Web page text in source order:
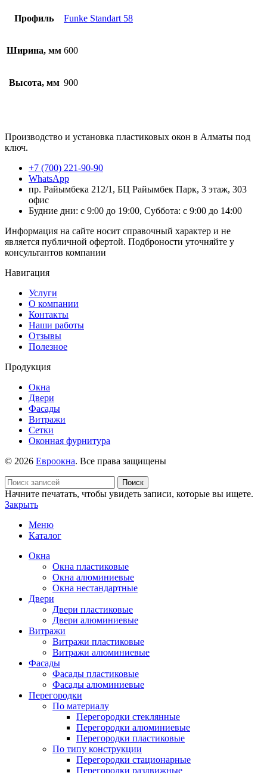
Профиль Funke Standart 58
Ширина, мм 600
Высота, мм 900
Производство и установка пластиковых окон в Алматы под
ключ.
+7 (700) 221-90-90
WhatsApp
пр. Райымбека 212/1, БЦ Райымбек Парк, 3 этаж, 303
офис
Будние дни: с 9:00 до 19:00, Суббота: с 9:00 до 14:00
Информация на сайте носит справочный характер и не
является публичной офертой. Подброности уточняйте у
консультантов компании
Навигация
Услуги
О компании
Контакты
Наши работы
Отзывы
Полезное
Продукция
Окна
Двери
Фасады
Витражи
Сетки
Оконная фурнитура
© 2026 Евроокна. Все права защищены
Поиск
Начните печатать, чтобы увидеть записи, которые вы ищете.
Закрыть
Меню
Каталог
Окна
Окна пластиковые
Окна алюминиевые
Окна нестандартные
Двери
Двери пластиковые
Двери алюминиевые
Витражи
Витражи пластиковые
Витражи алюминиевые
Фасады
Фасады пластиковые
Фасады алюминиевые
Перегородки
По материалу
Перегородки стеклянные
Перегородки алюминиевые
Перегородки пластиковые
По типу конструкции
Перегородки стационарные
Перегородки раздвижные